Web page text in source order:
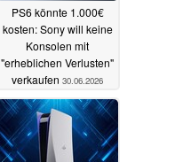
PS6 könnte 1.000€
kosten: Sony will keine
Konsolen mit
"erheblichen Verlusten"
verkaufen 30.06.2026